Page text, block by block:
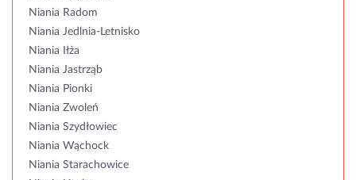
Niania Radom
Niania Jedlnia-Letnisko
Niania Iłża
Niania Jastrząb
Niania Pionki
Niania Zwoleń
Niania Szydłowiec
Niania Wąchock
Niania Starachowice